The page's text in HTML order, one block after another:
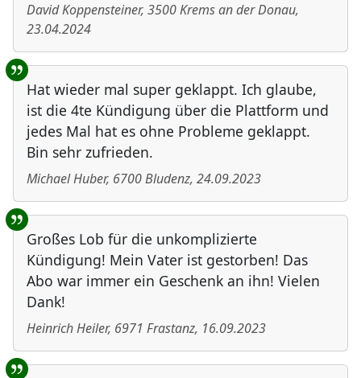
David Koppensteiner, 3500Krems an der Donau,
23.04.2024
Hat wieder mal super geklappt. Ich glaube,
ist die 4te Kündigung über die Plattform und
jedes Mal hat es ohne Probleme geklappt.
Bin sehr zufrieden.
Michael Huber, 6700Bludenz, 24.09.2023
Großes Lob für die unkomplizierte
Kündigung! Mein Vater ist gestorben! Das
Abo war immer ein Geschenk an ihn! Vielen
Dank!
Heinrich Heiler, 6971 Frastanz, 16.09.2023